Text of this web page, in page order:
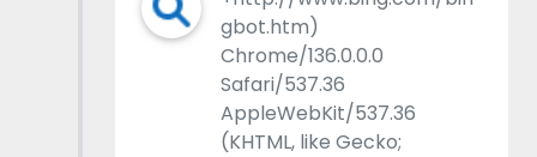
gbot.htm)
Chrome/136.0.0.0
Safari/537.36
AppleWebKit/537.36
(KHTML, like Gecko;